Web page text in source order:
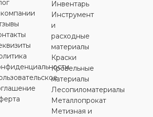
углеродистая
сталь
КОЛИЧЕСТВО
В УПАКОВКЕ
100 шт.
серебристый
МАТЕРИАЛ
углеродистая
сталь
КОЛИЧЕСТВО
В УПАКОВКЕ
100 шт.
Инвентарь
Инструмент
и
расходные
материалы
Краски
Кровельные
материалы
Лесопиломатериалы
Металлопрокат
Метизная и